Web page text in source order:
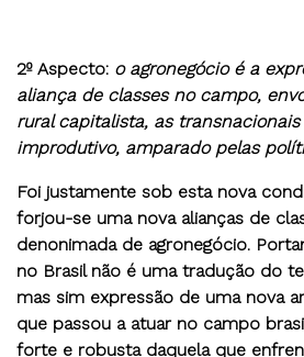
2º Aspecto: o agronegócio é a
aliança de classes no campo,
rural capitalista, as
improdutivo, amparado pelas
Foi justamente sob esta nova
forjou-se uma nova alianças de
denonimada de agronegócio.
no Brasil não é uma tradução do
mas sim expressão de uma nova
que passou a atuar no campo
forte e robusta daquela que